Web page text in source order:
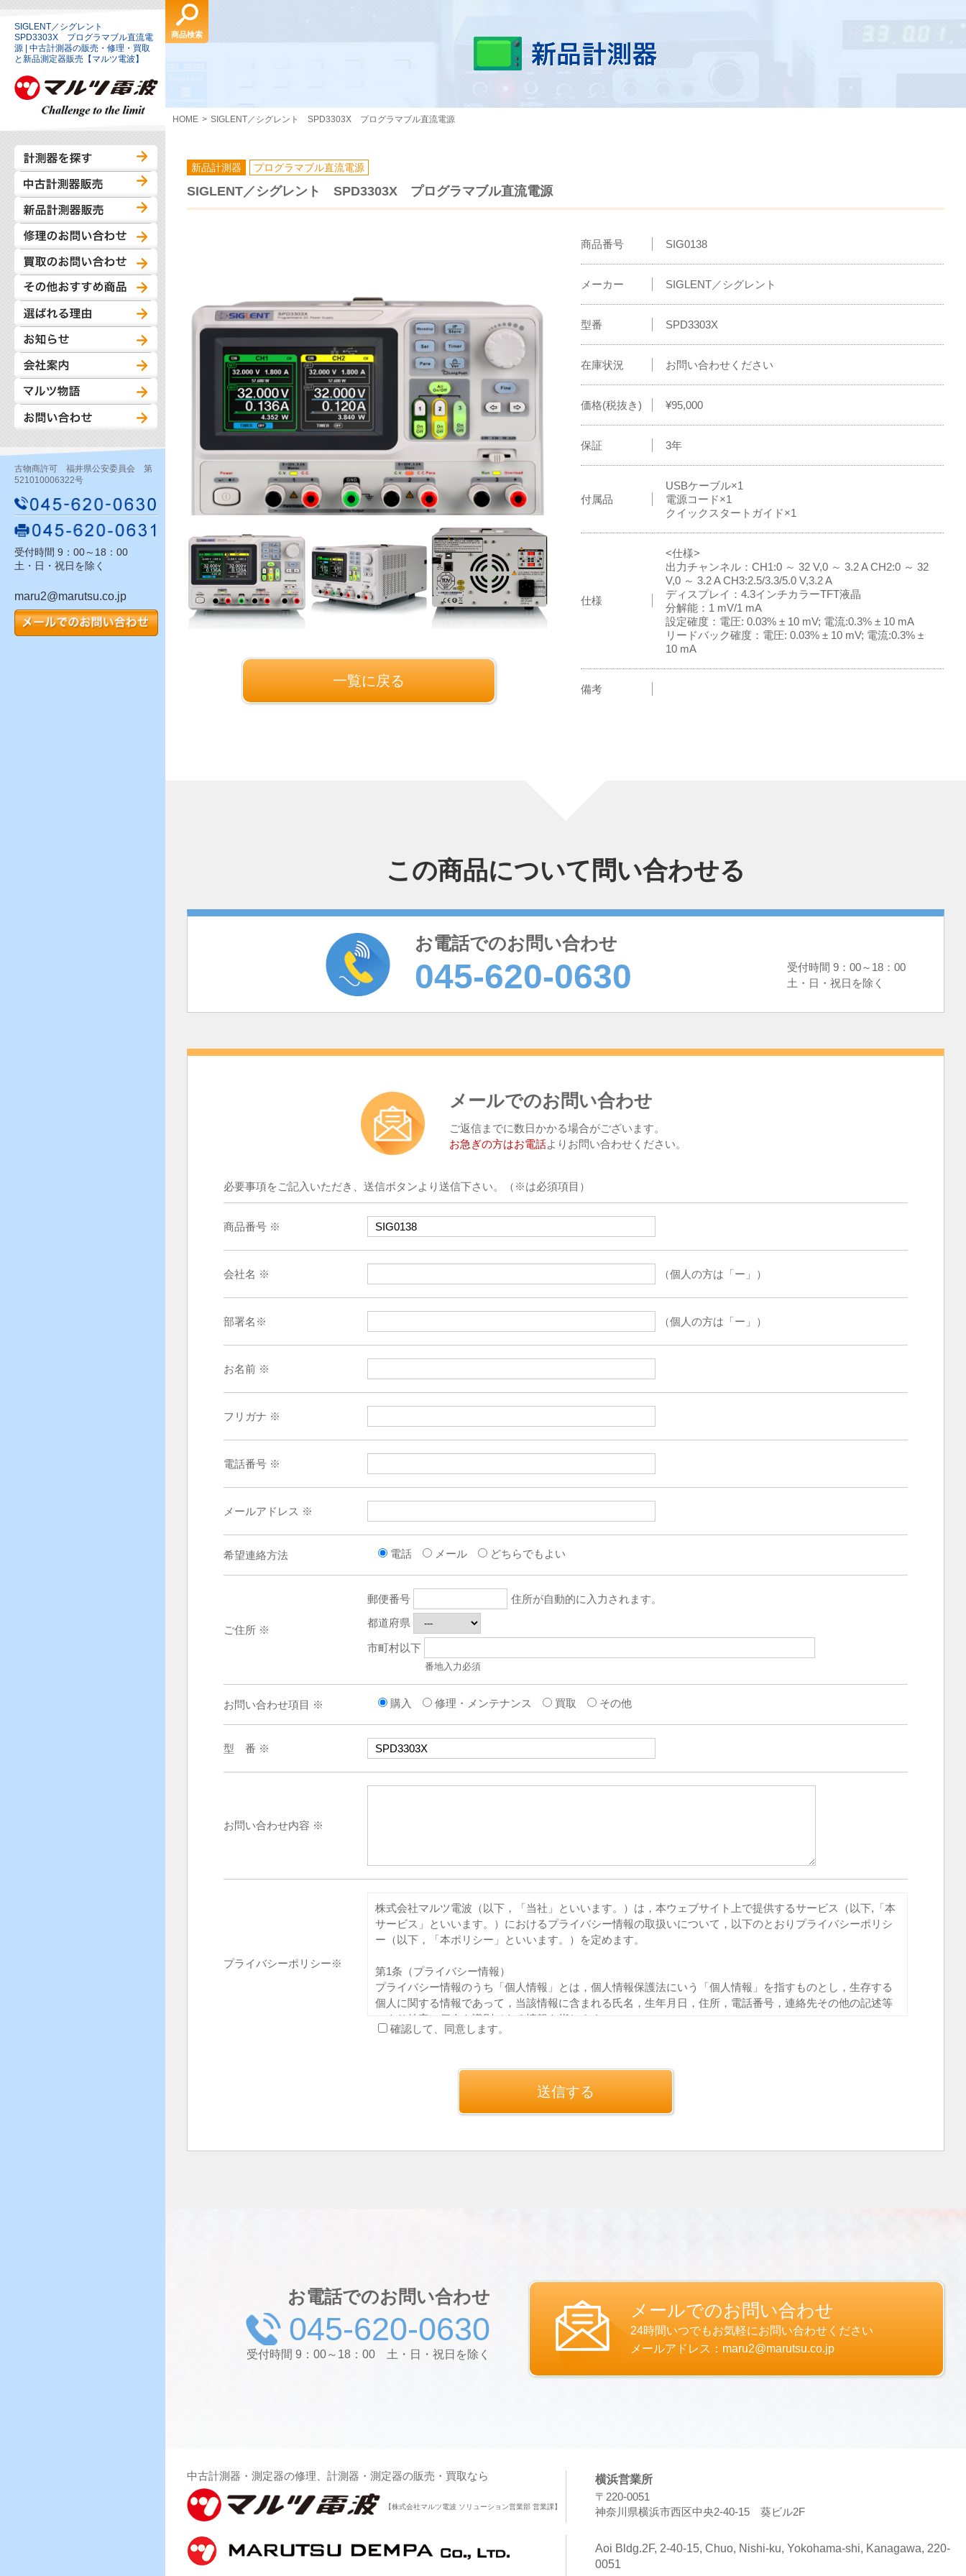
SIGLENT／シグレント
SPD3303X プログラマブル直流電
源 | 中古計測器の販売・修理・買取
と新品測定器販売【マルツ電波】
古物商許可 福井県公安委員会 第
521010006322号
受付時間 9：00～18：00
土・日・祝日を除く
maru2@marutsu.co.jp
商品検索
HOME SIGLENT／シグレント SPD3303X プログラマブル直流電源
新品計測器 プログラマブル直流電源
SIGLENT／シグレント SPD3303X プログラマブル直流電源
一覧に戻る
商品番号 SIG0138
メーカー SIGLENT／シグレント
型番 SPD3303X
在庫状況 お問い合わせください
価格(税抜き) ¥95,000
保証 3年
付属品
USBケーブル×1
電源コード×1
クイックスタートガイド×1
仕様
<仕様>
出力チャンネル：CH1:0 ～ 32 V,0 ～ 3.2 A CH2:0 ～ 32
V,0 ～ 3.2 A CH3:2.5/3.3/5.0 V,3.2 A
ディスプレイ：4.3インチカラーTFT液晶
分解能：1 mV/1 mA
設定確度：電圧: 0.03% ± 10 mV; 電流:0.3% ± 10 mA
リードバック確度：電圧: 0.03% ± 10 mV; 電流:0.3% ±
10 mA
備考
この商品について問い合わせる
お電話でのお問い合わせ
045-620-0630
受付時間 9：00～18：00
土・日・祝日を除く
メールでのお問い合わせ
ご返信までに数日かかる場合がございます。
お急ぎの方はお電話よりお問い合わせください。
必要事項をご記入いただき、送信ボタンより送信下さい。（※は必須項目）
商品番号 ※
会社名 ※ （個人の方は「ー」）
部署名※ （個人の方は「ー」）
お名前 ※
フリガナ ※
電話番号 ※
メールアドレス ※
希望連絡方法 電話 メール どちらでもよい
ご住所 ※
郵便番号
住所が自動的に入力されます。
都道府県
市町村以下
番地入力必須
お問い合わせ項目 ※ 購入 修理・メンテナンス 買取 その他
型 番 ※
お問い合わせ内容 ※
プライバシーポリシー※
株式会社マルツ電波（以下，「当社」といいます。）は，本ウェブサイト上で提供するサービス（以下,「本
サービス」といいます。）におけるプライバシー情報の取扱いについて，以下のとおりプライバシーポリシ
ー（以下，「本ポリシー」といいます。）を定めます。
第1条（プライバシー情報）
プライバシー情報のうち「個人情報」とは，個人情報保護法にいう「個人情報」を指すものとし，生存する
個人に関する情報であって，当該情報に含まれる氏名，生年月日，住所，電話番号，連絡先その他の記述等
により特定の個人を識別できる情報を指します。
プライバシー情報のうち「履歴情報および特性情報」とは，上記に定める「個人情報」以外のものをいい，
れた検索キーワード，ご利用日時，ご利用の方法，ご利用環境，郵便番号や性別，職業，年齢，ユーザーの
第２条（プライバシー情報の収集方法）
第３条（個人情報を収集・利用する目的）
当社が個人情報を収集・利用する目的は，以下のとおりです。
ユーザーに自分の登録情報の閲覧や修正，利用状況の閲覧を行っていただくために，氏名，住所，連絡先，
支払方法などの登録情報，利用されたサービスや購入された商品，およびそれらの代金などに関する情報を
ユーザーが簡便にデータを入力できるようにするために，当社に登録されている情報を入力画面に表示させ
たり，ユーザーのご指示に基づいて他のサービスなど（提携先が提供するものも含みます）に転送したりす
る目的
代金の支払を遅滞したり第三者に損害を発生させたりするなど，本サービスの利用規約に違反したユーザー
や住所など個人を特定するための情報を利用する目的
ユーザーからのお問い合わせに対応するために，お問い合わせ内容や代金の請求に関する情報など当社がユ
確認して、同意します。
お電話でのお問い合わせ
045-620-0630
受付時間 9：00～18：00 土・日・祝日を除く
メールでのお問い合わせ
24時間いつでもお気軽にお問い合わせください
メールアドレス：maru2@marutsu.co.jp
中古計測器・測定器の修理、計測器・測定器の販売・買取なら
【株式会社マルツ電波 ソリューション営業部 営業課】
横浜営業所
〒220-0051
神奈川県横浜市西区中央2-40-15 葵ビル2F
Aoi Bldg.2F, 2-40-15, Chuo, Nishi-ku, Yokohama-shi, Kanagawa, 220-
0051